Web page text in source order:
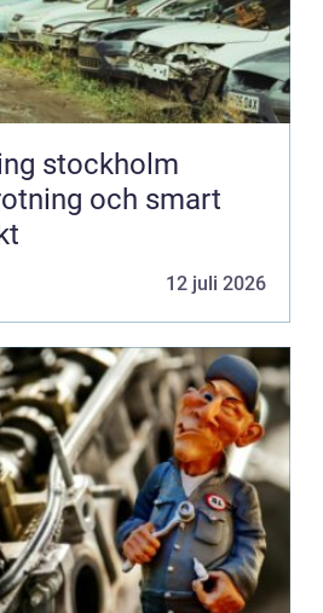
stockholm
och smart
12 juli 2026